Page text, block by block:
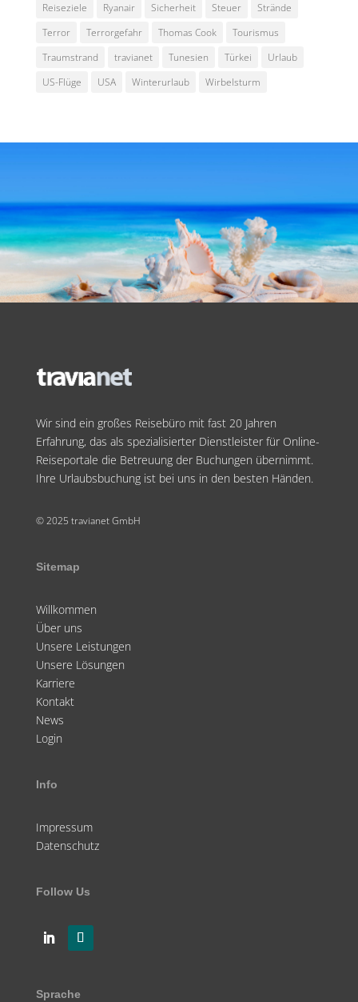
Reiseziele
Ryanair Sicherheit Steuer
Strände
Terror
Terrorgefahr Thomas Cook
Tourismus
Traumstrand
travianet Tunesien Türkei
Urlaub
US-Flüge
USA Winterurlaub Wirbelsturm
Wir sind ein großes Reisebüro mit fast 20 Jahren
Erfahrung, das als spezialisierter Dienstleister für Online-
Reiseportale die Betreuung der Buchungen übernimmt.
Ihre Urlaubsbuchung ist bei uns in den besten Händen.
© 2025 travianet GmbH
Sitemap
Willkommen
Über uns
Unsere Leistungen
Unsere Lösungen
Karriere
Kontakt
News
Login
Info
Impressum
Datenschutz
Follow Us
Sprache